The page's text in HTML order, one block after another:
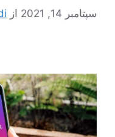
سپتامبر 14, 2021 از